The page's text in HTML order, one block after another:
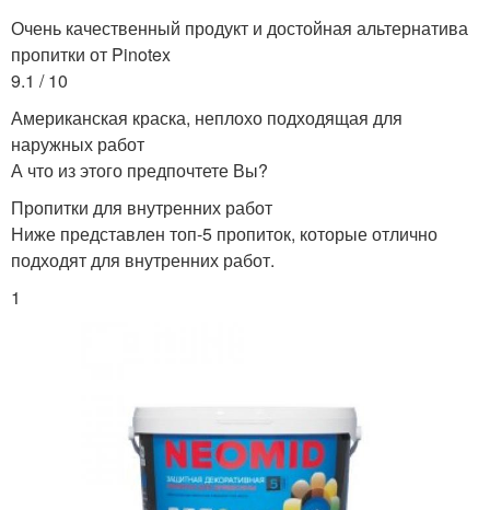
Очень качественный продукт и достойная альтернатива
пропитки от Pinotex
9.1 / 10
Американская краска, неплохо подходящая для
наружных работ
А что из этого предпочтете Вы?
Пропитки для внутренних работ
Ниже представлен топ-5 пропиток, которые отлично
подходят для внутренних работ.
1